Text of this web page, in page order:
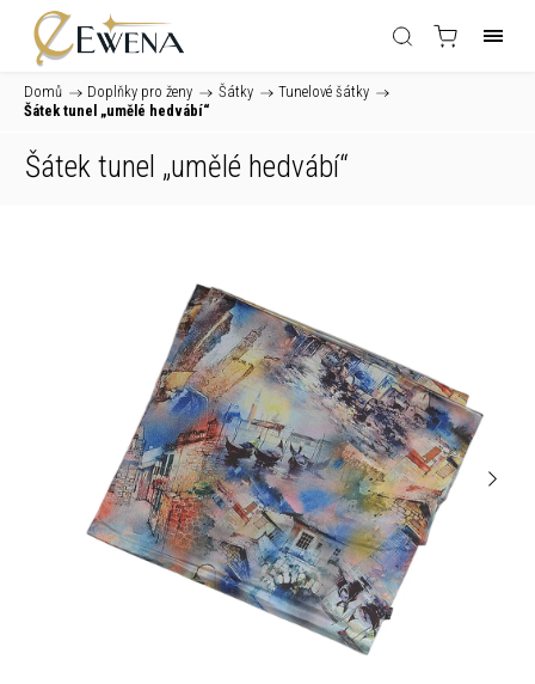
Domů / Doplňky pro ženy / Šátky / Tunelové šátky /
Šátek tunel „umělé hedvábí“
Šátek tunel „umělé hedvábí“